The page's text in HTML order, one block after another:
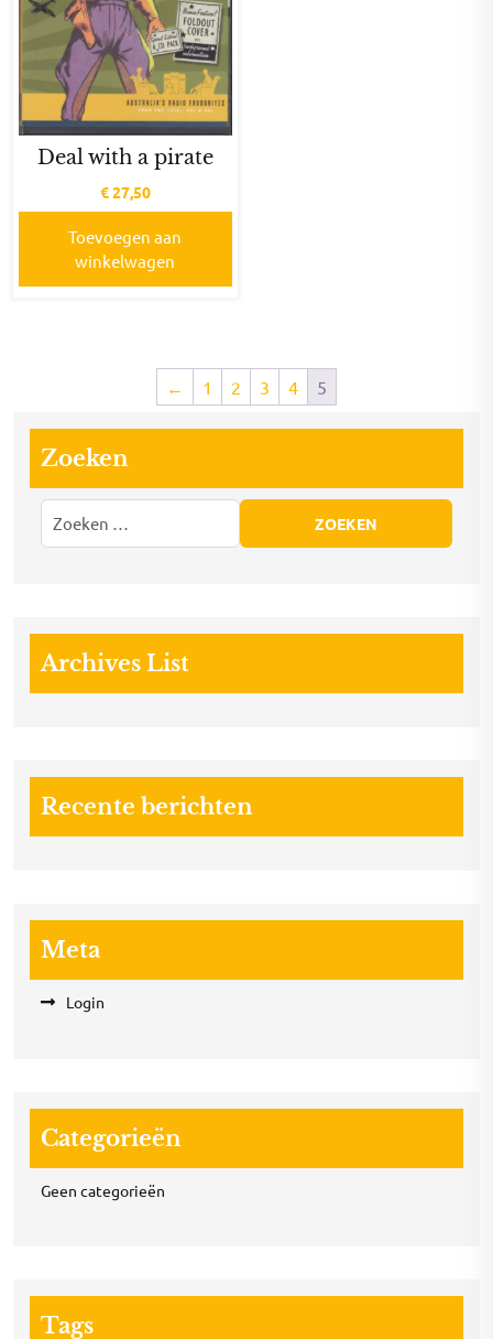
Deal with a pirate
€27,50
Toevoegen aan
winkelwagen
← 1 2 3 4 5
Zoeken
Archives List
Recente berichten
Meta
Login
Categorieën
Geen categorieën
Tags